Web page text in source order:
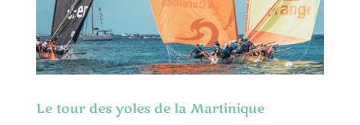
Le tour des yoles de la Martinique